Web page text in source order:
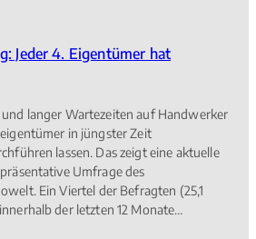
Jeder 4. Eigentümer hat
langer Wartezeiten auf Handwerker
in jüngster Zeit
lassen. Das zeigt eine aktuelle
Umfrage des
Ein Viertel der Befragten (25,1
der letzten 12 Monate